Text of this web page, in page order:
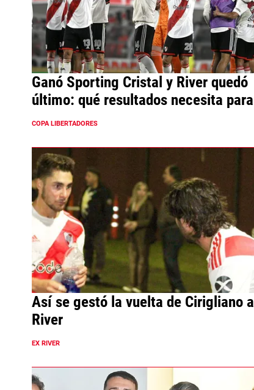
Ganó Sporting Cristal y River quedó
último: qué resultados necesita para
clasificar
COPA LIBERTADORES
Así se gestó la vuelta de Cirigliano a
River
EX RIVER